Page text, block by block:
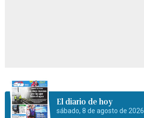
El diario de hoy
sábado, 8 de agosto de 2026